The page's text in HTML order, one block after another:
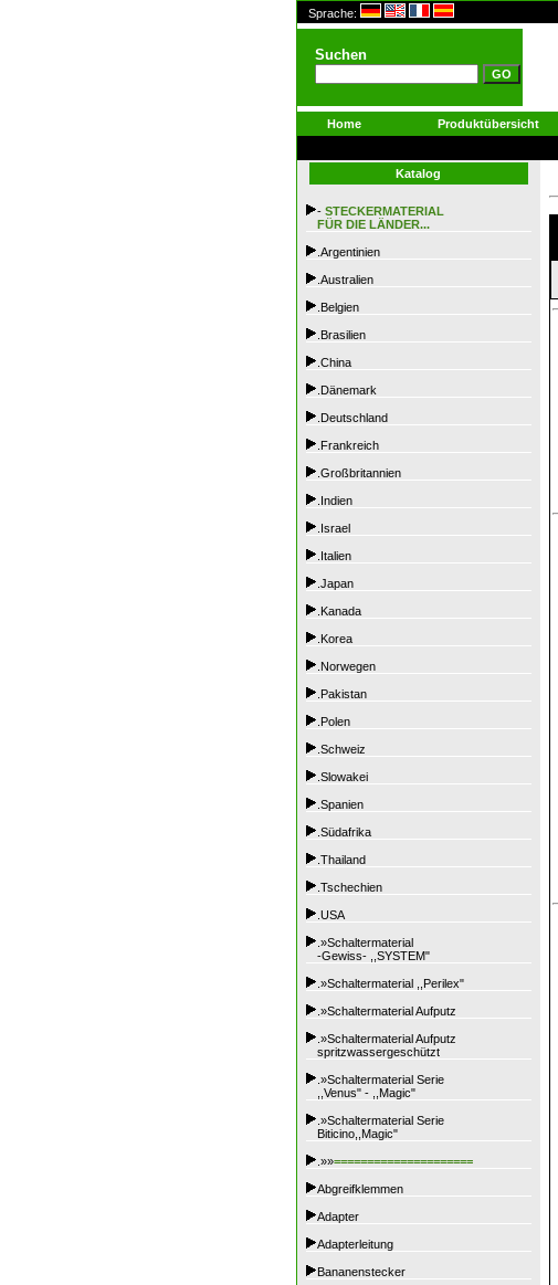
Sprache:
Suchen
Home Produktübersicht
Katalog
- STECKERMATERIAL
FÜR DIE LÄNDER...
.Argentinien
.Australien
.Belgien
.Brasilien
.China
.Dänemark
.Deutschland
.Frankreich
.Großbritannien
.Indien
.Israel
.Italien
.Japan
.Kanada
.Korea
.Norwegen
.Pakistan
.Polen
.Schweiz
.Slowakei
.Spanien
.Südafrika
.Thailand
.Tschechien
.USA
.»Schaltermaterial
-Gewiss- ,,SYSTEM"
.»Schaltermaterial ,,Perilex"
.»Schaltermaterial Aufputz
.»Schaltermaterial Aufputz
spritzwassergeschützt
.»Schaltermaterial Serie
,,Venus" - ,,Magic"
.»Schaltermaterial Serie
Biticino,,Magic"
.»»=====================
Abgreifklemmen
Adapter
Adapterleitung
Bananenstecker